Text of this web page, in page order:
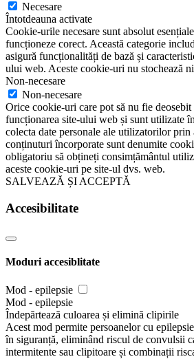
Necesare
Întotdeauna activate
Cookie-urile necesare sunt absolut
funcționeze corect. Această categorie
asigură funcționalități de bază și
ului web. Aceste cookie-uri nu stochează
Non-necesare
Non-necesare
Orice cookie-uri care pot să nu fie deosebit
funcționarea site-ului web și sunt utilizate
colecta date personale ale utilizatorilor prin
conținuturi încorporate sunt denumite
obligatoriu să obțineți consimțământul
aceste cookie-uri pe site-ul dvs. web.
SALVEAZĂ ȘI ACCEPTĂ
Accesibilitate
Moduri accesiblitate
Mod - epilepsie
Mod - epilepsie
Îndepărtează culoarea și elimină clipirile
Acest mod permite persoanelor cu
în siguranță, eliminând riscul de convulsii
intermitente sau clipitoare și combinații